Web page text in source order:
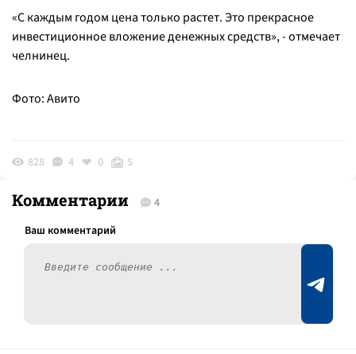
«С каждым годом цена только растет. Это прекрасное
инвестиционное вложение денежных средств», - отмечает
челнинец.
Фото: Авито
828 4 0 5
Комментарии 4